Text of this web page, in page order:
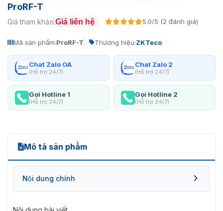
ProRF-T
Giá tham khảo:Giá liên hệ 5.0/5 (2 đánh giá)
Mã sản phẩm:ProRF-T Thương hiệu:ZKTeco
Chat Zalo OA
(Hỗ trợ 24/7)
Chat Zalo 2
(Hỗ trợ 24/7)
Gọi Hotline 1
(Hỗ trợ 24/7)
Gọi Hotline 2
(Hỗ trợ 24/7)
Mô tả sản phẩm
Nội dung chính